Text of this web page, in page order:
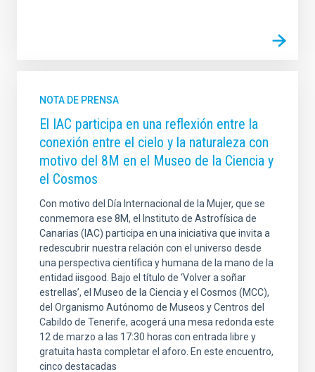
NOTA DE PRENSA
El IAC participa en una reflexión entre la
conexión entre el cielo y la naturaleza con
motivo del 8M en el Museo de la Ciencia y
el Cosmos
Con motivo del Día Internacional de la Mujer, que se
conmemora ese 8M, el Instituto de Astrofísica de
Canarias (IAC) participa en una iniciativa que invita a
redescubrir nuestra relación con el universo desde
una perspectiva científica y humana de la mano de la
entidad iisgood. Bajo el título de ‘Volver a soñar
estrellas’, el Museo de la Ciencia y el Cosmos (MCC),
del Organismo Autónomo de Museos y Centros del
Cabildo de Tenerife, acogerá una mesa redonda este
12 de marzo a las 17:30 horas con entrada libre y
gratuita hasta completar el aforo. En este encuentro,
cinco destacadas